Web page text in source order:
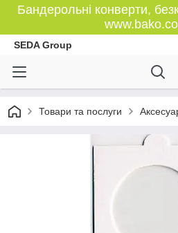
Бандерольні конверти,
SEDA Group
Товари та послуги